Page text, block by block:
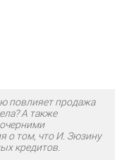
повлияет продажа
А также
о том, что И. Зюзину
кредитов.